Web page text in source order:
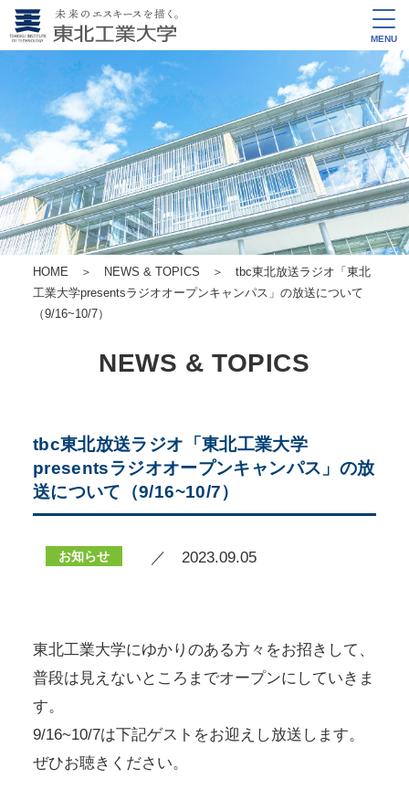
MENU
HOME ＞ NEWS & TOPICS ＞ tbc東北放送ラジオ「東北
工業大学presentsラジオオープンキャンパス」の放送について
（9/16~10/7）
NEWS & TOPICS
tbc東北放送ラジオ「東北工業大学
presentsラジオオープンキャンパス」の放
送について（9/16~10/7）
お知らせ ／ 2023.09.05
東北工業大学にゆかりのある方々をお招きして、
普段は見えないところまでオープンにしていきま
す。
9/16~10/7は下記ゲストをお迎えし放送します。
ぜひお聴きください。